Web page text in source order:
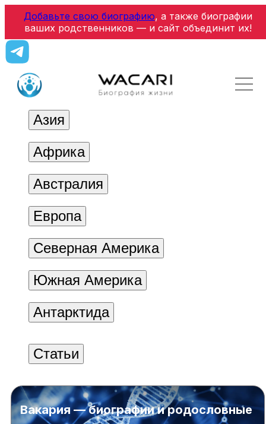
Добавьте свою биографию, а также биографии
ваших родственников — и сайт объединит их!
Азия
Африка
Австралия
Европа
Северная Америка
Южная Америка
Антарктида
Статьи
Вакария — биографии и родословные